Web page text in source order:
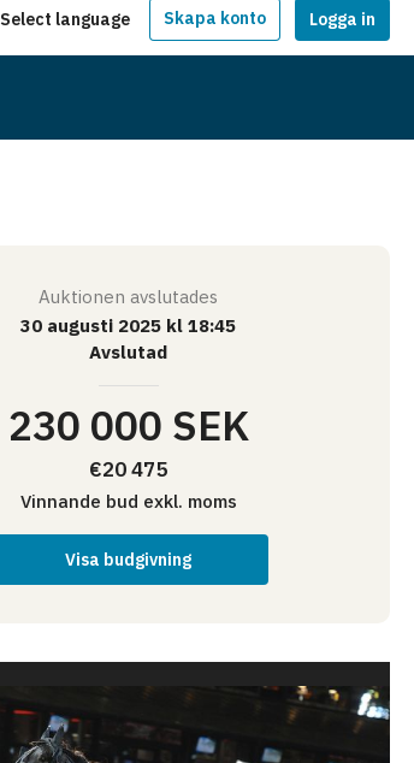
Select language Skapa konto Logga in
Auktionen avslutades
30 augusti 2025 kl 18:45
Avslutad
230 000 SEK
€20 475
Vinnande bud exkl. moms
Visa budgivning